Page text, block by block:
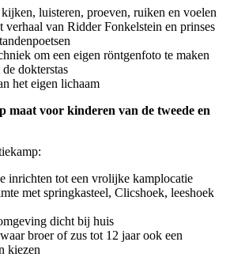
luisteren, proeven, ruiken en voelen
verhaal van Ridder Fonkelstein en prinses
om een eigen röntgenfoto te maken
dokterstas
het eigen lichaam
maat voor kinderen van de tweede en
inrichten tot een vrolijke kamplocatie
met springkasteel, Clicshoek, leeshoek
dicht bij huis
broer of zus tot 12 jaar ook een
kiezen